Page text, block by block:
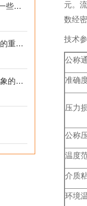
D530/7DD差压控制器安装时的一些要点须知
雷达液位计在油罐区安全监测中的重要作用
对金属管浮子流量计误差较大现象的分析
元。
数经
技术
公称
准确
压力
公称
温度
介质
环境